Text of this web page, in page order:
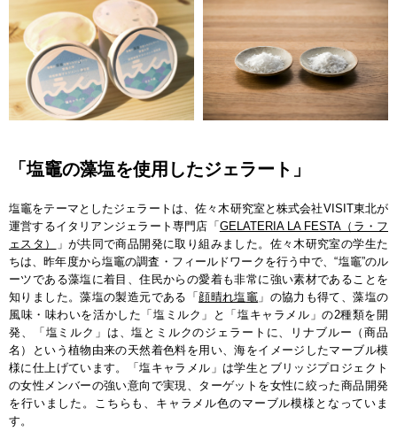
「塩竈の藻塩を使用したジェラート」
塩竈をテーマとしたジェラートは、佐々木研究室と株式会社VISIT東北が
運営するイタリアンジェラート専門店「 GELATERIA LA FESTA（ラ・フ
ェスタ）
」が共同で商品開発に取り組みました。佐々木研究室の学生た
ちは、昨年度から塩竈の調査・フィールドワークを行う中で、“塩竈”のル
ーツである藻塩に着目、住民からの愛着も非常に強い素材であることを
知りました。藻塩の製造元である「 顔晴れ塩 竈 」の協力も得て、藻塩の
風味・味わいを活かした「塩ミルク」と「塩キャラメル」の2種類を開
発、「塩ミルク」は、塩とミルクのジェラートに、リナブルー（商品
名）という植物由来の天然着色料を用い、海をイメージしたマーブル模
様に仕上げています。「塩キャラメル」は学生とブリッジプロジェクト
の女性メンバーの強い意向で実現、ターゲットを女性に絞った商品開発
を行いました。こちらも、キャラメル色のマーブル模様となっていま
す。